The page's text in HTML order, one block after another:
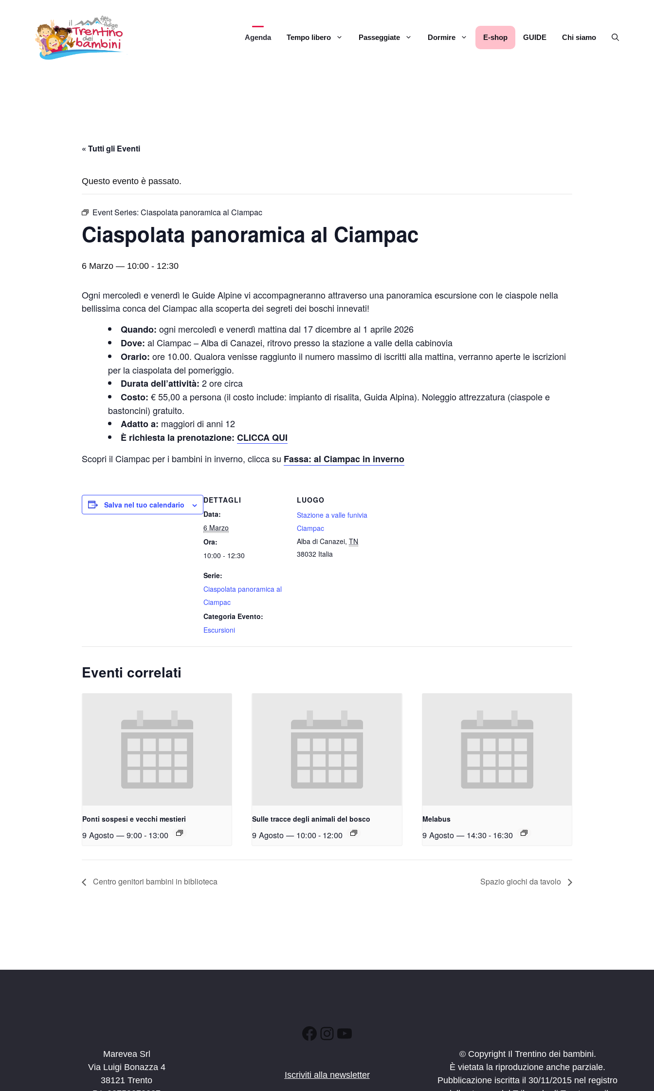
contenuto
Agenda Tempo libero Passeggiate Dormire E-shop GUIDE Chi siamo
« Tutti gli Eventi
Questo evento è passato.
Event Series: Ciaspolata panoramica al Ciampac
Ciaspolata panoramica al Ciampac
6 Marzo — 10:00 - 12:30
Ogni mercoledì e venerdì le Guide Alpine vi accompagneranno attraverso una panoramica escursione con le ciaspole nella
bellissima conca del Ciampac alla scoperta dei segreti dei boschi innevati!
Quando: ogni mercoledì e venerdì mattina dal 17 dicembre al 1 aprile 2026
Dove: al Ciampac – Alba di Canazei, ritrovo presso la stazione a valle della cabinovia
Orario: ore 10.00. Qualora venisse raggiunto il numero massimo di iscritti alla mattina, verranno aperte le iscrizioni
per la ciaspolata del pomeriggio.
Durata dell’attività: 2 ore circa
Costo: € 55,00 a persona (il costo include: impianto di risalita, Guida Alpina). Noleggio attrezzatura (ciaspole e
bastoncini) gratuito.
Adatto a: maggiori di anni 12
È richiesta la prenotazione: CLICCA QUI
Scopri il Ciampac per i bambini in inverno, clicca su Fassa: al Ciampac in inverno
Salva nel tuo calendario
DETTAGLI
Data:
6 Marzo
Ora:
10:00 - 12:30
Serie:
Ciaspolata panoramica al
Ciampac
Categoria Evento:
Escursioni
LUOGO
Stazione a valle funivia
Ciampac
Alba di Canazei, TN
38032 Italia
Eventi correlati
Ponti sospesi e vecchi mestieri
9 Agosto — 9:00- 13:00
Sulle tracce degli animali del bosco
9 Agosto — 10:00- 12:00
Melabus
9 Agosto — 14:30- 16:30
Centro genitori bambini in biblioteca Spazio giochi da tavolo
Marevea Srl
Via Luigi Bonazza 4
38121 Trento
Facebook
Instagram
YouTube
Iscriviti alla newsletter
© Copyright Il Trentino dei bambini.
È vietata la riproduzione anche parziale.
Pubblicazione iscritta il 30/11/2015 nel registro